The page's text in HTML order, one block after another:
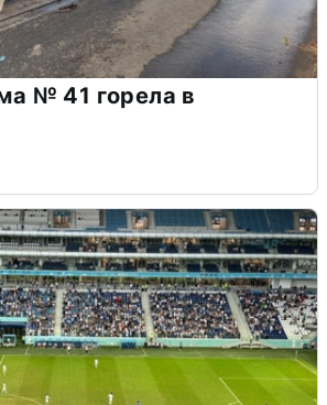
№ 41 горела в